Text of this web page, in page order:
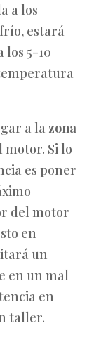
a los
estará
los 5-10
a la zona
Si lo
es poner
del motor
en
un
en un mal
en
taller.